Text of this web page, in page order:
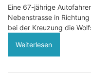
Eine 67-jährige
Nebenstrasse in
bei der Kreuzung die
Weiterlesen